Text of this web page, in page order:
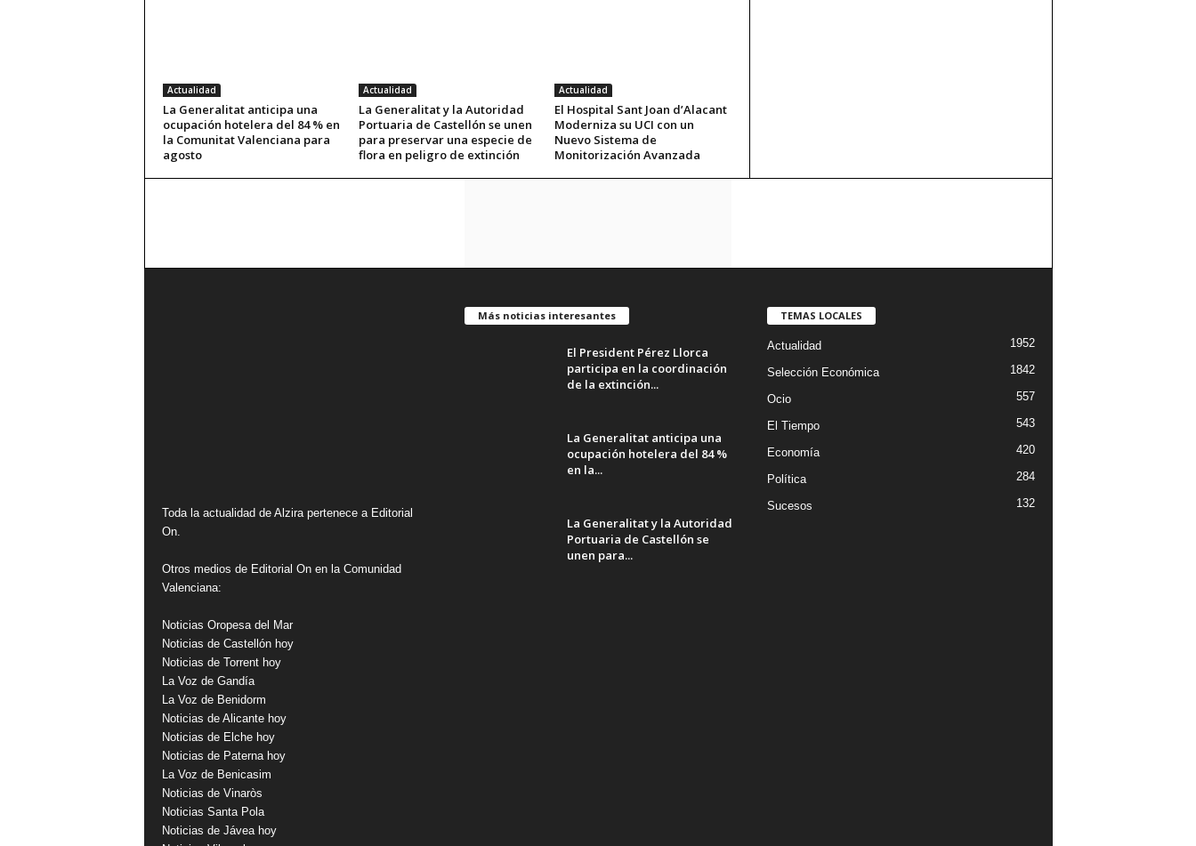
Actualidad
La Generalitat anticipa una
ocupación hotelera del 84 % en
la Comunitat Valenciana para
agosto
Actualidad
La Generalitat y la Autoridad
Portuaria de Castellón se unen
para preservar una especie de
flora en peligro de extinción
Actualidad
El Hospital Sant Joan d’Alacant
Moderniza su UCI con un
Nuevo Sistema de
Monitorización Avanzada
Toda la actualidad de Alzira pertenece a Editorial
On.
Otros medios de Editorial On en la Comunidad
Valenciana:
Noticias Oropesa del Mar
Noticias de Castellón hoy
Noticias de Torrent hoy
La Voz de Gandía
La Voz de Benidorm
Noticias de Alicante hoy
Noticias de Elche hoy
Noticias de Paterna hoy
La Voz de Benicasim
Noticias de Vinaròs
Noticias Santa Pola
Noticias de Jávea hoy
Más noticias interesantes
El President Pérez Llorca
participa en la coordinación
de la extinción...
La Generalitat anticipa una
ocupación hotelera del 84 %
en la...
La Generalitat y la Autoridad
Portuaria de Castellón se
unen para...
TEMAS LOCALES
Actualidad 1952
Selección Económica 1842
Ocio 557
El Tiempo 543
Economía 420
Política 284
Sucesos 132